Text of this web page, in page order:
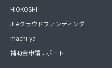
HIOKOSHI
JFAクラウドファンディング
machi-ya
補助金申請サポート